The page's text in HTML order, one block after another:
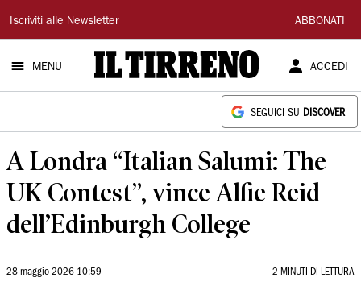
Il
Tirreno
Iscriviti alle Newsletter ABBONATI
MENU ACCEDI
SEGUICI SU DISCOVER
A Londra “Italian Salumi: The
UK Contest”, vince Alfie Reid
dell’Edinburgh College
28 maggio 2026 10:59 2 MINUTI DI LETTURA